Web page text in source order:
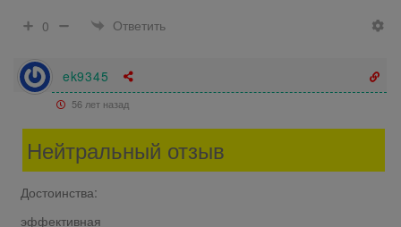
0
Ответить
ek9345
56 лет назад
Нейтральный отзыв
Достоинства:
эффективная